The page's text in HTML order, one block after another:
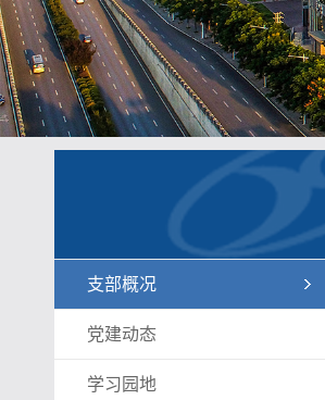
支部概况
党建动态
学习园地